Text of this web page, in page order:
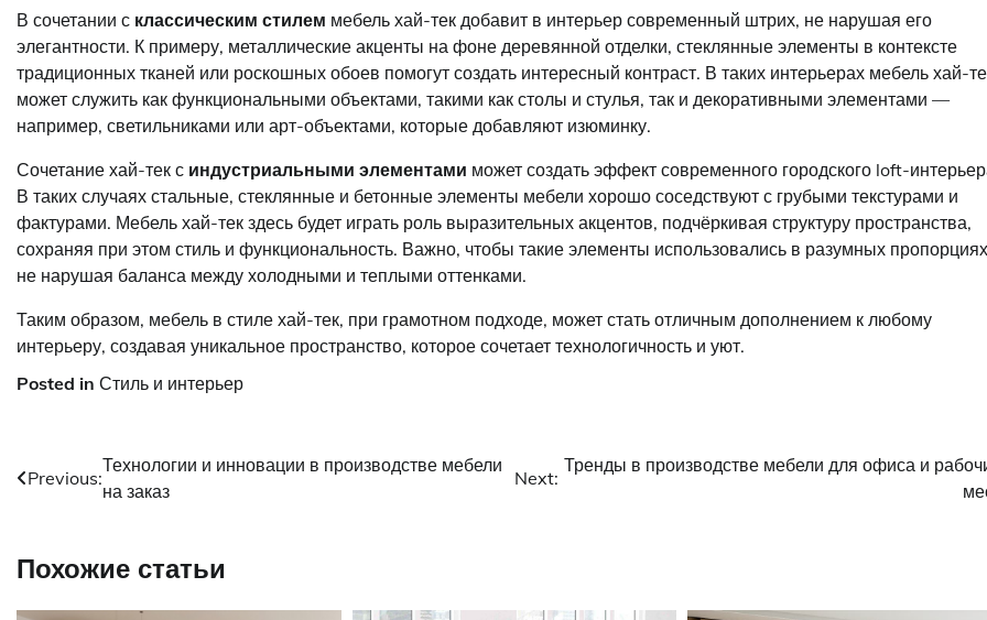
В сочетании с классическим стилем мебель хай-тек добавит в интерьер современный штрих, не нарушая его
элегантности. К примеру, металлические акценты на фоне деревянной отделки, стеклянные элементы в контексте
традиционных тканей или роскошных обоев помогут создать интересный контраст. В таких интерьерах мебель хай-
может служить как функциональными объектами, такими как столы и стулья, так и декоративными элементами —
например, светильниками или арт-объектами, которые добавляют изюминку.
Сочетание хай-тек с индустриальными элементами может создать эффект современного городского loft-
В таких случаях стальные, стеклянные и бетонные элементы мебели хорошо соседствуют с грубыми текстурами и
фактурами. Мебель хай-тек здесь будет играть роль выразительных акцентов, подчёркивая структуру пространства,
сохраняя при этом стиль и функциональность. Важно, чтобы такие элементы использовались в разумных
не нарушая баланса между холодными и теплыми оттенками.
Таким образом, мебель в стиле хай-тек, при грамотном подходе, может стать отличным дополнением к любому
интерьеру, создавая уникальное пространство, которое сочетает технологичность и уют.
Posted in Стиль и интерьер
Навигация
Previous:
Технологии и инновации в производстве мебели
на заказ
Next:
Тренды в производстве мебели для офиса и
Похожие статьи